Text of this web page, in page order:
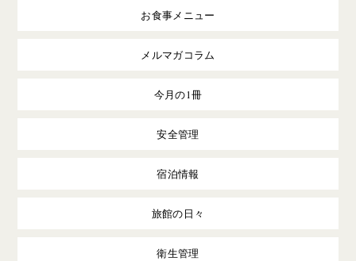
お食事メニュー
メルマガコラム
今月の1冊
安全管理
宿泊情報
旅館の日々
衛生管理